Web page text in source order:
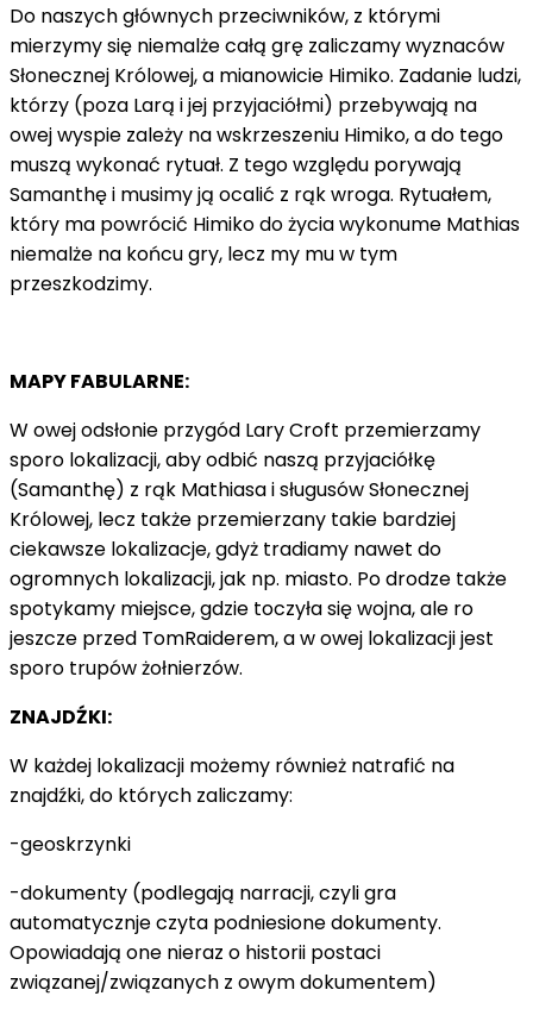
Do naszych głównych przeciwników, z którymi
mierzymy się niemalże całą grę zaliczamy wyznaców
Słonecznej Królowej, a mianowicie Himiko. Zadanie ludzi,
którzy (poza Larą i jej przyjaciółmi) przebywają na
owej wyspie zależy na wskrzeszeniu Himiko, a do tego
muszą wykonać rytuał. Z tego względu porywają
Samanthę i musimy ją ocalić z rąk wroga. Rytuałem,
który ma powrócić Himiko do życia wykonume Mathias
niemalże na końcu gry, lecz my mu w tym
przeszkodzimy.
MAPY FABULARNE:
W owej odsłonie przygód Lary Croft przemierzamy
sporo lokalizacji, aby odbić naszą przyjaciółkę
(Samanthę) z rąk Mathiasa i sługusów Słonecznej
Królowej, lecz także przemierzany takie bardziej
ciekawsze lokalizacje, gdyż tradiamy nawet do
ogromnych lokalizacji, jak np. miasto. Po drodze także
spotykamy miejsce, gdzie toczyła się wojna, ale ro
jeszcze przed TomRaiderem, a w owej lokalizacji jest
sporo trupów żołnierzów.
ZNAJDŹKI:
W każdej lokalizacji możemy również natrafić na
znajdźki, do których zaliczamy:
-geoskrzynki
-dokumenty (podlegają narracji, czyli gra
automatycznje czyta podniesione dokumenty.
Opowiadają one nieraz o historii postaci
związanej/związanych z owym dokumentem)